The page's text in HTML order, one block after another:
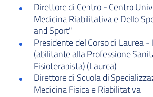
Direttore di Centro - Centro
Medicina Riabilitativa e Dello
and Sport"
Presidente del Corso di Laurea
(abilitante alla Professione
Fisioterapista) (Laurea)
Direttore di Scuola di
Medicina Fisica e Riabilitativa